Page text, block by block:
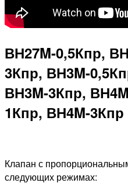
ВН27M-0,5Кпр,
3Кпр, ВН3M-
ВН3M-3Кпр,
1Кпр, ВН4M-3Кпр
Клапан с
следующих режимах: